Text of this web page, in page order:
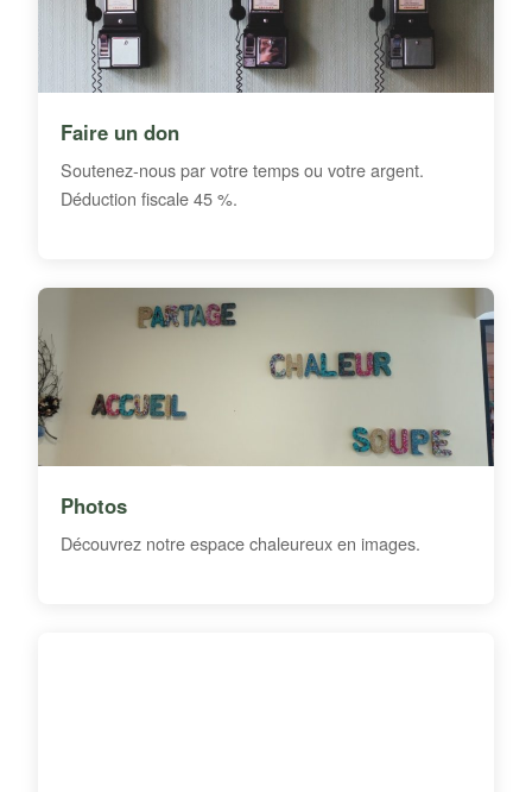
Faire un don
Soutenez-nous par votre temps ou votre argent.
Déduction fiscale 45 %.
Photos
Découvrez notre espace chaleureux en images.